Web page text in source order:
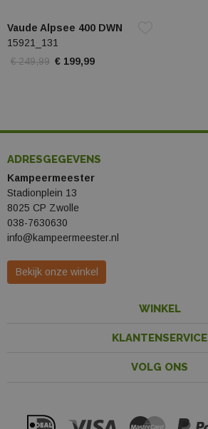
Vaude Alpsee 400 DWN
15921_131
€ 249,99 € 199,99
ADRESGEGEVENS
Kampeermeester
Stadionplein 13
8025 CP Zwolle
038-7630630
info@kampeermeester.nl
Bekijk onze winkel
WINKEL
KLANTENSERVICE
VOLG ONS